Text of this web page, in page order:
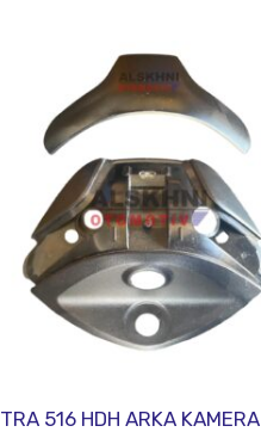
516 HDH ARKA KAMERA